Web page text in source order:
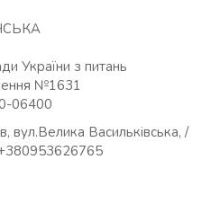
України з питань
№1631
06400
вул.Велика Васильківська, /